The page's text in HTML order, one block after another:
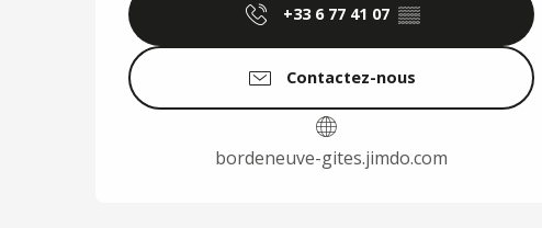
+33 6 77 41 07 ▒▒
Contactez-nous
bordeneuve-gites.jimdo.com